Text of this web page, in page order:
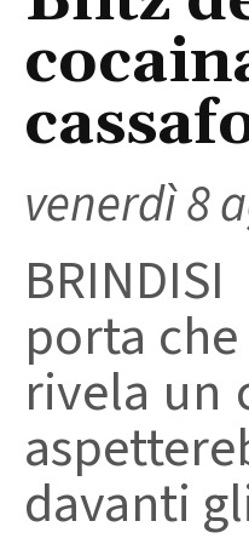
venerdì 8
porta
rivela un
davanti